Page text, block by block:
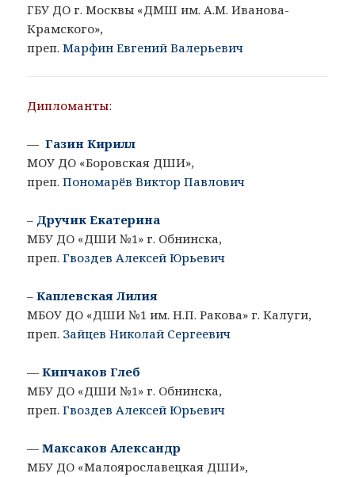
ГБУ ДО г. Москвы «ДМШ им. А.М. Иванова-
Крамского»,
преп.Марфин Евгений Валерьевич
Дипломанты:
— Газин Кирилл
МОУ ДО «Боровская ДШИ»,
преп.Пономарёв Виктор Павлович
– Дручик Екатерина
МБУ ДО «ДШИ №1» г. Обнинска,
преп.Гвоздев Алексей Юрьевич
–Каплевская Лилия
МБОУ ДО «ДШИ №1 им. Н.П. Ракова» г. Калуги,
преп. Зайцев Николай Сергеевич
—Кипчаков Глеб
МБУ ДО «ДШИ №1» г. Обнинска,
преп.Гвоздев Алексей Юрьевич
—Максаков Александр
МБУ ДО «Малоярославецкая ДШИ»,